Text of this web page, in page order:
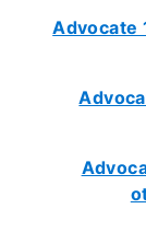
Advocate